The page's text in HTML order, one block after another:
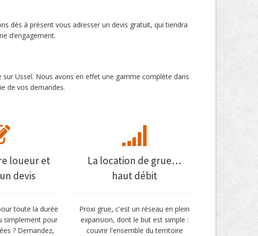
dès à présent vous adresser un devis gratuit, qui tiendra
d’engagement.
Ussel. Nous avons en effet une gamme complète dans
de vos demandes.
loueur et
devis
toute la durée
simplement pour
? Demandez,
La location de grue…
haut débit
Proxi grue, c'est un réseau en plein
expansion, dont le but est simple :
couvrir l'ensemble du territoire